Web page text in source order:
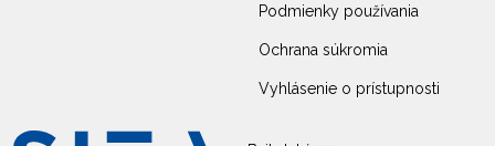
Podmienky používania
Ochrana súkromia
Vyhlásenie o prístupnosti